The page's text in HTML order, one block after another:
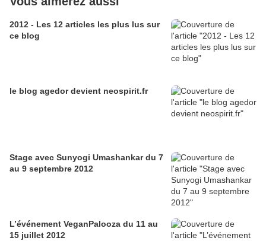
2012 - Les 12 articles les plus lus sur
ce blog
le blog agedor devient neospirit.fr
Stage avec Sunyogi Umashankar du 7
au 9 septembre 2012
L’événement VeganPalooza du 11 au
15 juillet 2012